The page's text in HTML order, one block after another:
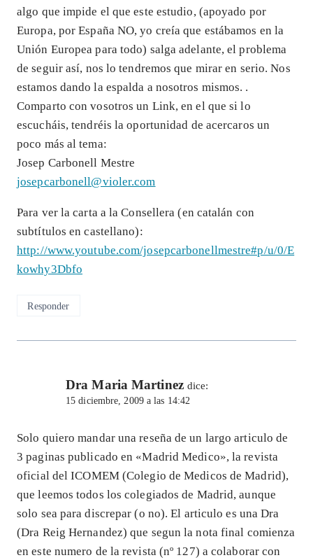
algo que impide el que este estudio, (apoyado por
Europa, por España NO, yo creía que estábamos en la
Unión Europea para todo) salga adelante, el problema
de seguir así, nos lo tendremos que mirar en serio. Nos
estamos dando la espalda a nosotros mismos. .
Comparto con vosotros un Link, en el que si lo
escucháis, tendréis la oportunidad de acercaros un
poco más al tema:
Josep Carbonell Mestre
josepcarbonell@violer.com
Para ver la carta a la Consellera (en catalán con
subtítulos en castellano):
http://www.youtube.com/josepcarbonellmestre#p/u/0/E
kowhy3Dbfo
Responder
Dra Maria Martinez dice:
15 diciembre, 2009 a las 14:42
Solo quiero mandar una reseña de un largo articulo de
3 paginas publicado en «Madrid Medico», la revista
oficial del ICOMEM (Colegio de Medicos de Madrid),
que leemos todos los colegiados de Madrid, aunque
solo sea para discrepar (o no). El articulo es una Dra
(Dra Reig Hernandez) que segun la nota final comienza
en este numero de la revista (nº 127) a colaborar con